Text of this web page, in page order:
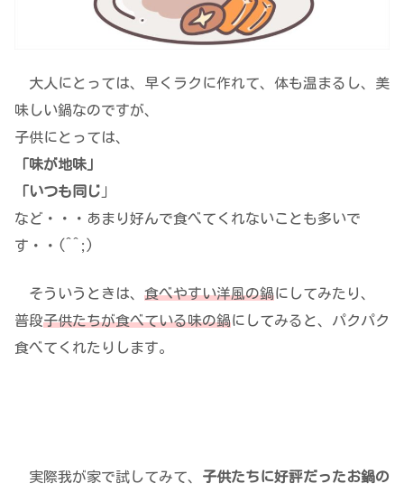
大人にとっては、早くラクに作れて、体も温まるし、美
味しい鍋なのですが、
子供にとっては、
「味が地味」
「いつも同じ 」
など・・・あまり好んで食べてくれないことも多いで
す・・(^^;)
そういうときは、 食べやすい洋風の鍋にしてみたり、
普段子供たちが食べている味の鍋にしてみると、パクパク
食べてくれたりします。
実際我が家で試してみて、 子供たちに好評だったお鍋の